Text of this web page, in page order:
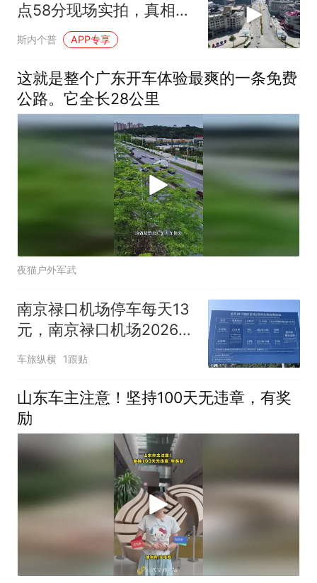
点58分现场实拍，真相到
底怎样？
斯内个普 APP专享
这就是整个广东开车体验最爽的一条免费
公路。它全长28公里
夜猫户外军武
南京禄口机场停车每天13
元，南京禄口机场2026停
车收费标准，南京禄口机
禄口机场周边停车场信
息，禄口机场停车指南
车旅纵横 1跟贴
山东车主注意！坚持100天无违章，有奖
励